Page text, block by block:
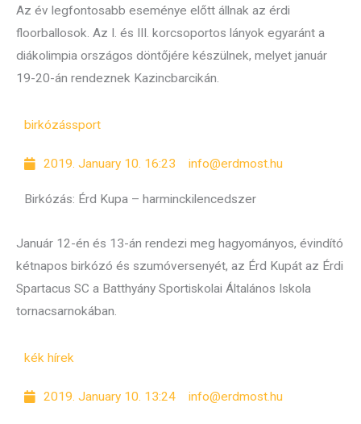
Az év legfontosabb eseménye előtt állnak az érdi
floorballosok. Az I. és III. korcsoportos lányok egyaránt a
diákolimpia országos döntőjére készülnek, melyet január
19-20-án rendeznek Kazincbarcikán.
birkózássport
2019. January 10. 16:23 info@erdmost.hu
Birkózás: Érd Kupa – harminckilencedszer
Január 12-én és 13-án rendezi meg hagyományos, évindító
kétnapos birkózó és szumóversenyét, az Érd Kupát az Érdi
Spartacus SC a Batthyány Sportiskolai Általános Iskola
tornacsarnokában.
kék hírek
2019. January 10. 13:24 info@erdmost.hu